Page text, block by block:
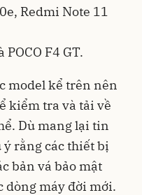
Redmi Note 11
POCO F4 GT.
model kể trên nên
kiểm tra và tải về
Dù mang lại tin
rằng các thiết bị
bản vá bảo mật
dòng máy đời mới.